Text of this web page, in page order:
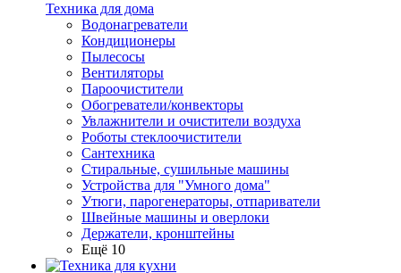
Техника для дома
Водонагреватели
Кондиционеры
Пылесосы
Вентиляторы
Пароочистители
Обогреватели/конвекторы
Увлажнители и очистители воздуха
Роботы стеклоочистители
Сантехника
Стиральные, сушильные машины
Устройства для "Умного дома"
Утюги, парогенераторы, отпариватели
Швейные машины и оверлоки
Держатели, кронштейны
Ещё 10